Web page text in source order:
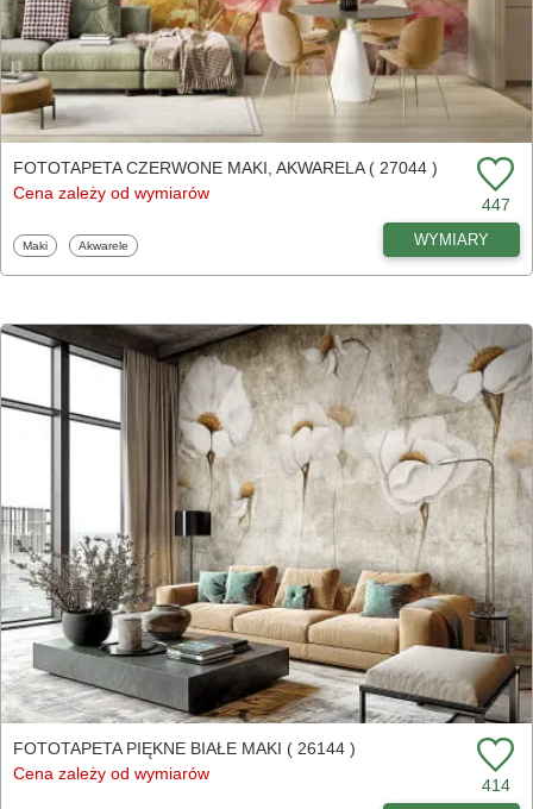
FOTOTAPETA CZERWONE MAKI, AKWARELA ( 27044 )
Cena zależy od wymiarów
447
Fototapety
Maki Fototapety
Akwarele WYMIARY
FOTOTAPETA PIĘKNE BIAŁE MAKI ( 26144 )
Cena zależy od wymiarów
414